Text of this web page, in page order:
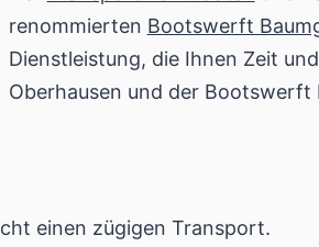
renommierten Bootswerft
Dienstleistung, die Ihnen Zeit
Oberhausen und der
einen zügigen Transport.